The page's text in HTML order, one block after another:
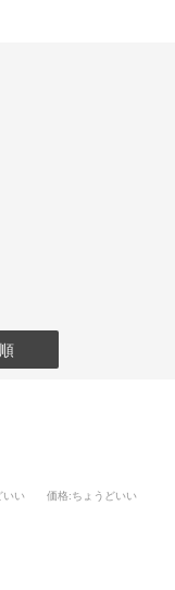
いい 価格:ちょうどいい